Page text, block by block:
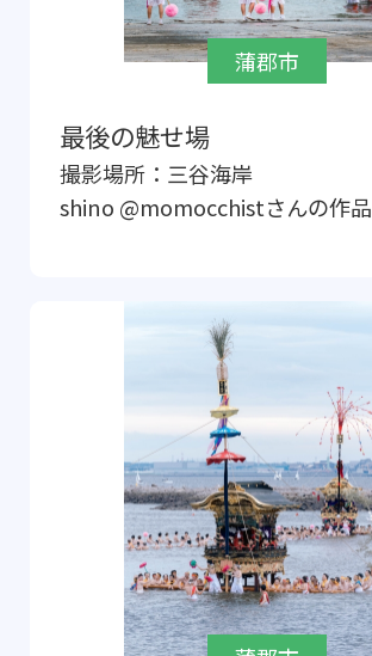
蒲郡市
最後の魅せ場
撮影場所： 三谷海岸
shino @momocchistさんの作品